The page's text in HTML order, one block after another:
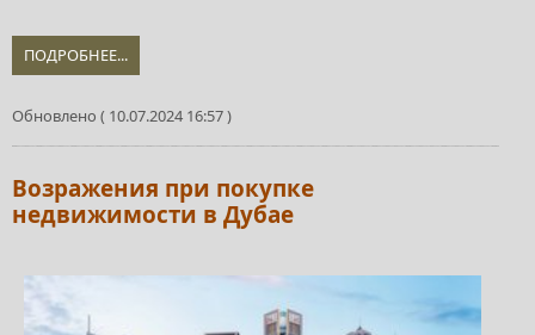
ПОДРОБНЕЕ...
Обновлено ( 10.07.2024 16:57 )
Возражения при покупке
недвижимости в Дубае